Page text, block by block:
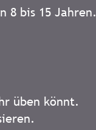
8 bis 15 Jahren.
üben könnt.